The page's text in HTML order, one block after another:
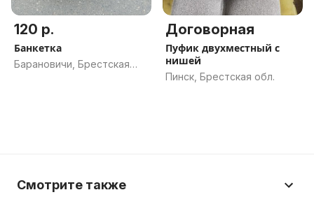
120 р.
Банкетка
Барановичи, Брестская
Договорная
Пуфик двухместный с
нишей
Пинск, Брестская обл.
Смотрите также